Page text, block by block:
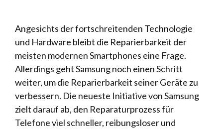
Angesichts der fortschreitenden Technologie
und Hardware bleibt die Reparierbarkeit der
meisten modernen Smartphones eine Frage.
Allerdings geht Samsung noch einen Schritt
weiter, um die Reparierbarkeit seiner Geräte zu
verbessern. Die neueste Initiative von Samsung
zielt darauf ab, den Reparaturprozess für
Telefone viel schneller, reibungsloser und